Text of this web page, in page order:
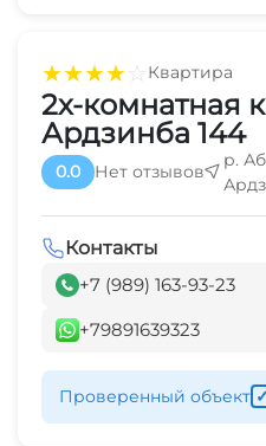
★★★★☆Квартира
2х-комнатная
Ардзинба 144
0.0 Нет отзывов
р.
Контакты
+7 (989) 163-93-23
+79891639323
Проверенный объект ✓